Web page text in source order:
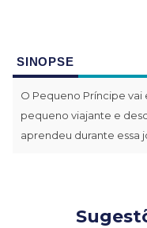
SINOPSE
O Pequeno Príncipe vai
pequeno viajante e
aprendeu durante essa